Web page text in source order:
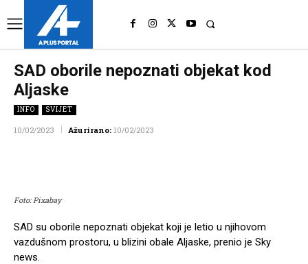
SAD oborile nepoznati objekat kod
Aljaske
INFO SVIJET
10/02/2023 Ažurirano: 10/02/2023
Foto: Pixabay
SAD su oborile nepoznati objekat koji je letio u njihovom
vazdušnom prostoru, u blizini obale Aljaske, prenio je Sky
news.